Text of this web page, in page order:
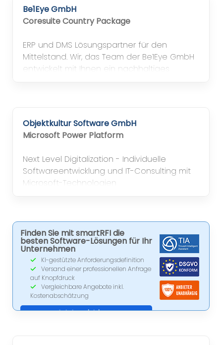
Be1Eye GmbH
Coresuite Country Package
ERP und DMS Lösungspartner für den
Mittelstand. Wir, das Team der Be1Eye GmbH
entwickelt mit Ihnen ein nachhaltiges
Objektkultur Software GmbH
Microsoft Power Platform
Next Level Digitalization - Individuelle
Softwareentwicklung und IT-Consulting mit
Microsoft-Technologien
Finden Sie mit smartRFI die
besten Software-Lösungen für Ihr
Unternehmen
KI-gestützte Anforderungsdefinition
Versand einer professionellen Anfrage
auf Knopfdruck
Vergleichbare Angebote inkl.
Kostenabschätzung
Jetzt registrieren